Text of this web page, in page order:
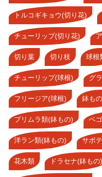
トルコギキョウ(切り花)
チューリップ(切り花)
切り葉 切り枝 球根
チューリップ(球根) グ
フリージア(球根) 鉢も
プリムラ類(鉢もの) ベ
洋ラン類(鉢もの) サボ
花木類 ドラセナ(鉢もの)